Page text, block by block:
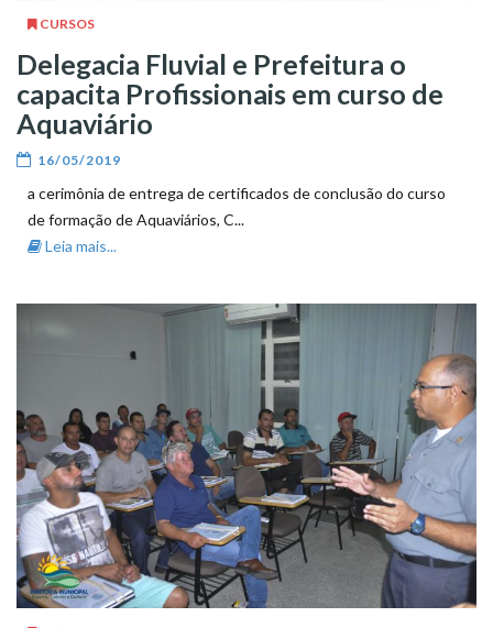
CURSOS
Delegacia Fluvial e Prefeitura o
capacita Profissionais em curso de
Aquaviário
16/05/2019
a cerimônia de entrega de certificados de conclusão do curso
de formação de Aquaviários, C...
Leia mais...